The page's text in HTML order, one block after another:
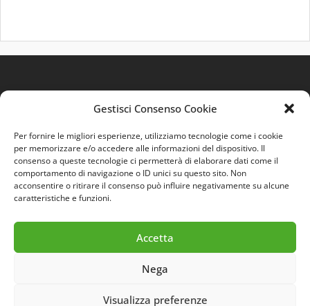
Gestisci Consenso Cookie
Per fornire le migliori esperienze, utilizziamo tecnologie come i cookie
per memorizzare e/o accedere alle informazioni del dispositivo. Il
consenso a queste tecnologie ci permetterà di elaborare dati come il
comportamento di navigazione o ID unici su questo sito. Non
acconsentire o ritirare il consenso può influire negativamente su alcune
caratteristiche e funzioni.
Accetta
Nega
Visualizza preferenze
Quest'opera è distribuita con LicenzaCreative
Commons 3.0 Italia.